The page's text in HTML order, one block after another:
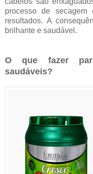
processo de
resultados. A
brilhante e saudável.
O que fazer
saudáveis?